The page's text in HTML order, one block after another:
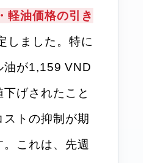
軽油価格の引き
しました。特に
油が1,159 VND
下げされたこと
ストの抑制が期
。これは、先週